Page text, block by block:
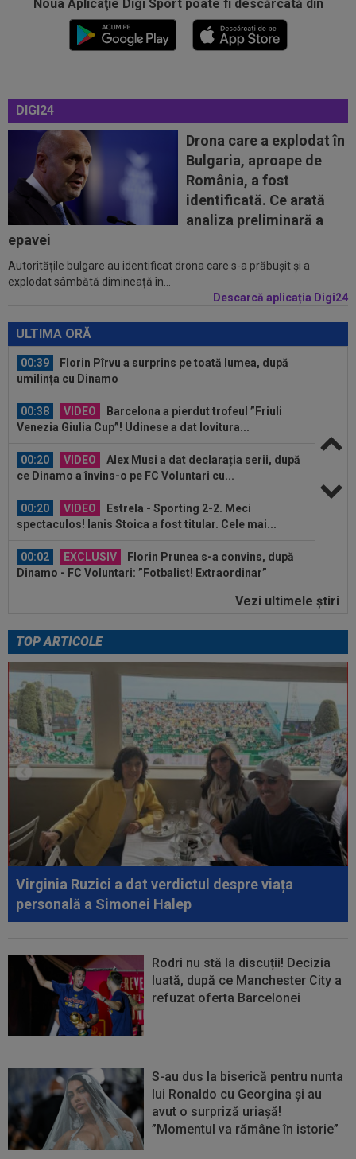
Noua Aplicaţie Digi Sport poate fi descărcată din
DIGI24
Drona care a explodat în
Bulgaria, aproape de
România, a fost
identificată. Ce arată
analiza preliminară a
epavei
Autoritățile bulgare au identificat drona care s-a prăbușit și a
explodat sâmbătă dimineață în...
Descarcă aplicația Digi24
ULTIMA ORĂ
00:20 VIDEO
Estrela - Sporting 2-2. Meci
spectaculos! Ianis Stoica a fost titular. Cele mai...
00:02 EXCLUSIV
Florin Prunea s-a convins, după
Dinamo - FC Voluntari: ”Fotbalist! Extraordinar”
Ion Gheorghe a rupt tăcerea, după ce a
provocat penalty-ul din care Dinamo a...
23:58 EXCLUSIV
Salariul lui Marius Șumudică la
CFR Cluj. Peste Pancu la Rapid și de două ori...
întrebat de Adrian Mazilu după...
00:39
Florin Pîrvu a surprins pe toată lumea, după
umilința cu Dinamo
00:38 VIDEO
Barcelona a pierdut trofeul ”Friuli
Venezia Giulia Cup”! Udinese a dat lovitura...
00:20 VIDEO
Alex Musi a dat declarația serii, după
ce Dinamo a învins-o pe FC Voluntari cu...
00:20 VIDEO
Estrela - Sporting 2-2. Meci
spectaculos! Ianis Stoica a fost titular. Cele mai...
00:02 EXCLUSIV
Florin Prunea s-a convins, după
Dinamo - FC Voluntari: ”Fotbalist! Extraordinar”
Ion Gheorghe a rupt tăcerea, după ce a
23:58 EXCLUSIV
Salariul lui Marius Șumudică la
CFR Cluj. Peste Pancu la Rapid și de două ori...
00:39
Reacția total neașteptată a lui Nuno Campos,
întrebat de Adrian Mazilu după...
00:39
Florin Pîrvu a surprins pe toată lumea, după
umilința cu Dinamo
VIDEO
Barcelona a pierdut trofeul ”Friuli
Venezia Giulia Cup”! Udinese a dat lovitura...
00:20 VIDEO
Alex Musi a dat declarația serii, după
ce Dinamo a învins-o pe FC Voluntari cu...
00:20 VIDEO
Estrela - Sporting 2-2. Meci
spectaculos! Ianis Stoica a fost titular. Cele mai...
Vezi ultimele ştiri
TOP ARTICOLE
Virginia Ruzici a dat verdictul despre viața
personală a Simonei Halep
Rodri nu stă la discuții! Decizia
luată, după ce Manchester City a
refuzat oferta Barcelonei
S-au dus la biserică pentru nunta
lui Ronaldo cu Georgina și au
avut o surpriză uriașă!
”Momentul va rămâne în istorie”